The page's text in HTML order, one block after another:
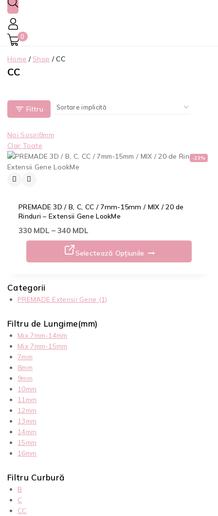
0
Home / Shop / CC
CC
Filtru
Noi Sosiri8mm
Clar Toate
-23%
PREMADE 3D / B, C, CC / 7mm-15mm / MIX / 20 de
Rinduri – Extensii Gene LookMe
330 MDL – 340 MDL
Selectează Opțiunile
Categorii
PREMADE Extensii Gene (1)
Filtru de Lungime(mm)
Mix 7mm-14mm
Mix 7mm-15mm
7mm
8mm
9mm
10mm
11mm
12mm
13mm
14mm
15mm
16mm
Filtru Curbură
B
C
CC